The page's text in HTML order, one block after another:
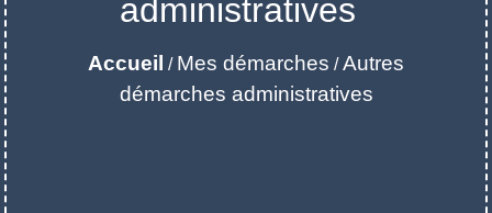
administratives
Accueil / Mes démarches /Autres
démarches administratives